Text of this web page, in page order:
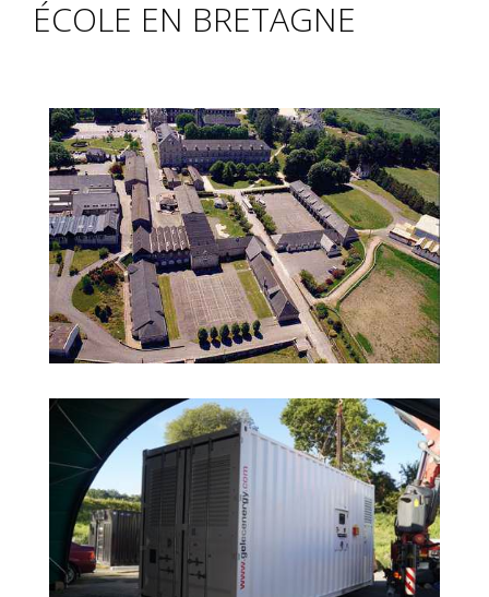
ÉCOLE EN BRETAGNE